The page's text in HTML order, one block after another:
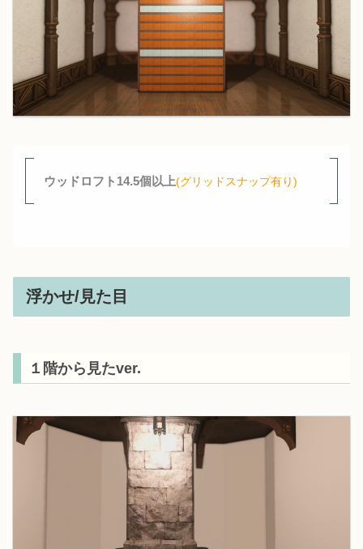
ウッドロフト14.5個以上(グリッドスナップ有り)
浮かせ/見た目
１階から見たver.